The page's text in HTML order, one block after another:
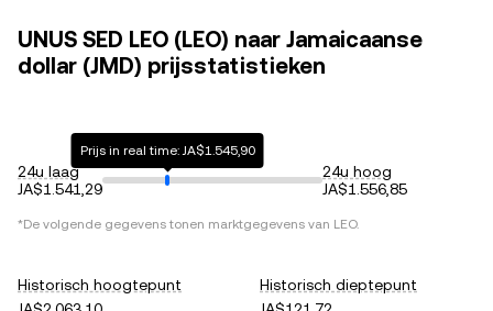
UNUS SED LEO (LEO) naar Jamaicaanse
dollar (JMD) prijsstatistieken
24u laag
JA$1.541,29
Prijs in real time: JA$1.545,90
24u hoog
JA$1.556,85
*De volgende gegevens tonen marktgegevens van LEO.
Historisch hoogtepunt
Historisch dieptepunt